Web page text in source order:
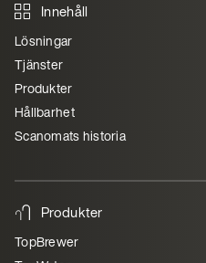
Innehåll
Lösningar
Tjänster
Produkter
Hållbarhet
Scanomats historia
Produkter
TopBrewer